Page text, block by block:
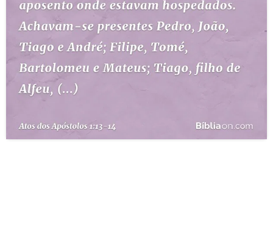
TERMO BÍBLICO JOGOS
QUEM SOMOS
LOJA BÍBLIAON